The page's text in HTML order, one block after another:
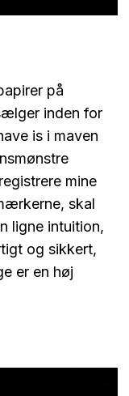
på
inden for
is i maven
mine
skal
ligne intuition,
og sikkert,
er en høj